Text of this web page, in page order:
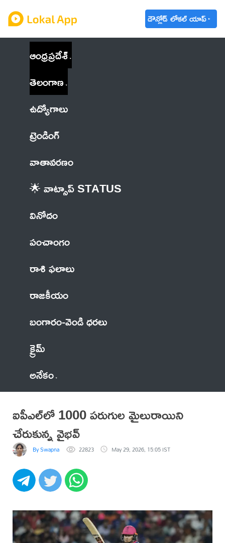
డౌన్లోడ్ లోకల్ యాప్
ఆంధ్రప్రదేశ్
తెలంగాణ
ఉద్యోగాలు
ట్రెండింగ్
వాతావరణం
🌟 వాట్సాప్ STATUS
వినోదం
పంచాంగం
రాశి ఫలాలు
రాజకీయం
బంగారం-వెండి ధరలు
క్రైమ్
అనేకం
ఐపీఎల్‌లో 1000 పరుగుల మైలురాయిని
చేరుకున్న వైభవ్‌
By Swapna 22823 May 29, 2026, 15:05 IST